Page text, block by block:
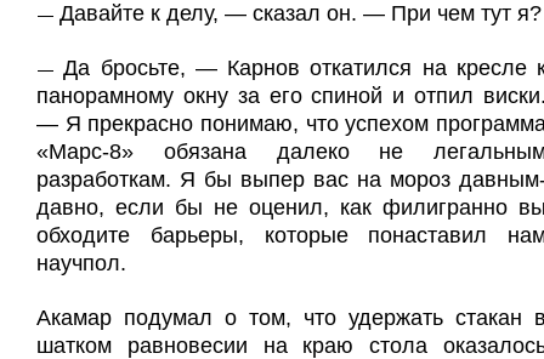
— Давайте к делу, — сказал он. — При чем тут я?
—Да бросьте, — Карнов откатился на кресле
панорамному окну за его спиной и отпил
— Я прекрасно понимаю, что успехом
«Марс-8» обязана далеко не
разработкам. Я бы выпер вас на мороз
давно, если бы не оценил, как филигранно
обходите барьеры, которые понаставил
научпол.
Акамар подумал о том, что удержать стакан
шатком равновесии на краю стола